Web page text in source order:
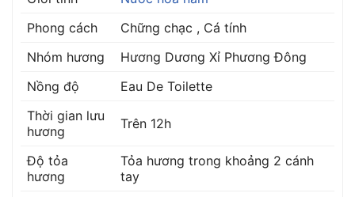
Phong cách
Chững chạc , Cá tính
Nhóm hương
Hương Dương Xỉ Phương Đông
Nồng độ
Eau De Toilette
Thời gian lưu
hương
Trên 12h
Độ tỏa
hương
Tỏa hương trong khoảng 2 cánh
tay